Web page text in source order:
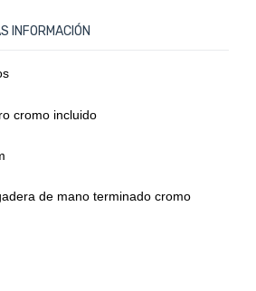
INFORMACIÓN
cromo incluido
de mano terminado cromo